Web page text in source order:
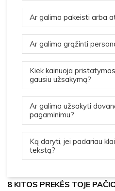
Ar galima pakeisti arba
Ar galima grąžinti
Kiek kainuoja
gausiu užsakymą?
Ar galima užsakyti
pagaminimu?
Ką daryti, jei padariau
tekstą?
8 KITOS PREKĖS TOJE